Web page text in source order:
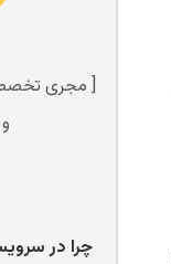
چرا در